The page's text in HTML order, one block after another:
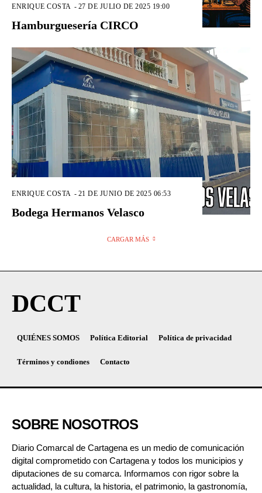
ENRIQUE COSTA - 27 DE JULIO DE 2025 19:00
Hamburguesería CIRCO
ENRIQUE COSTA - 21 DE JUNIO DE 2025 06:53
Bodega Hermanos Velasco
CARGAR MÁS
DCCT
QUIÉNES SOMOS Política Editorial Política de privacidad
Términos y condiones Contacto
SOBRE NOSOTROS
Diario Comarcal de Cartagena es un medio de comunicación
digital comprometido con Cartagena y todos los municipios y
diputaciones de su comarca. Informamos con rigor sobre la
actualidad, la cultura, la historia, el patrimonio, la gastronomía,